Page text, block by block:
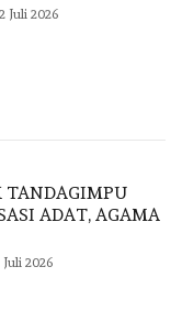
Juli 2026
TANDAGIMPU
ADAT, AGAMA
Juli 2026